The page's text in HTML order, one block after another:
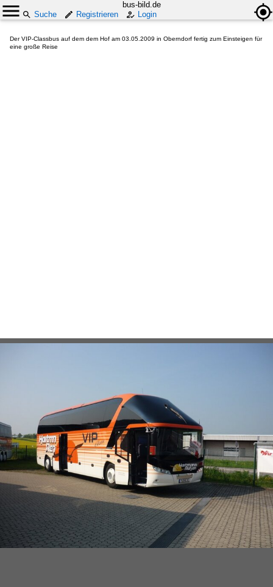
bus-bild.de
Suche
Registrieren Login
Der VIP-Classbus auf dem dem Hof am 03.05.2009 in Oberndorf fertig zum Einsteigen für
eine große Reise